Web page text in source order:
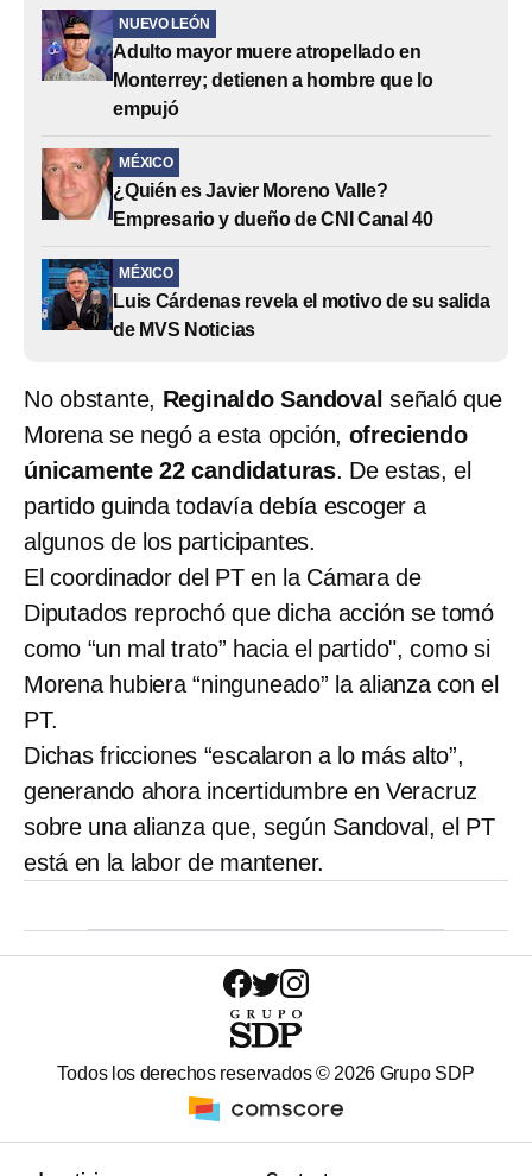
NUEVO LEÓN
Adulto mayor muere atropellado en
Monterrey; detienen a hombre que lo
empujó
MÉXICO
¿Quién es Javier Moreno Valle?
Empresario y dueño de CNI Canal 40
MÉXICO
Luis Cárdenas revela el motivo de su salida
de MVS Noticias
No obstante, Reginaldo Sandoval señaló que
Morena se negó a esta opción, ofreciendo
únicamente 22 candidaturas. De estas, el
partido guinda todavía debía escoger a
algunos de los participantes.
El coordinador del PT en la Cámara de
Diputados reprochó que dicha acción se tomó
como “un mal trato” hacia el partido", como si
Morena hubiera “ninguneado” la alianza con el
PT.
Dichas fricciones “escalaron a lo más alto”,
generando ahora incertidumbre en Veracruz
sobre una alianza que, según Sandoval, el PT
está en la labor de mantener.
Todos los derechos reservados © 2026 Grupo SDP